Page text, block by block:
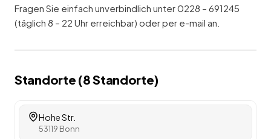
Fragen Sie einfach unverbindlich unter 0228 – 691245
(täglich 8 – 22 Uhr erreichbar) oder per e-mail an.
Standorte (8Standorte)
Hohe Str.
53119 Bonn